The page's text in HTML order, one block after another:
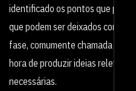
identificado os pontos que
que podem ser deixados como
fase, comumente chamada de
hora de produzir ideias
necessárias.